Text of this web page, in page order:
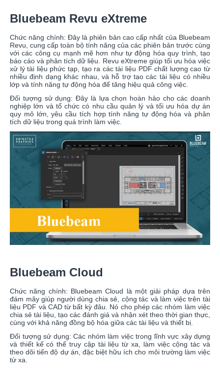
Bluebeam Revu eXtreme
Chức năng chính: Đây là phiên bản cao cấp nhất của Bluebeam
Revu, cung cấp toàn bộ tính năng của các phiên bản trước cùng
với các công cụ mạnh mẽ hơn như tự động hóa quy trình, tạo
báo cáo và phân tích dữ liệu. Revu eXtreme giúp tối ưu hóa việc
xử lý tài liệu phức tạp, tạo ra các tài liệu PDF chất lượng cao từ
nhiều định dạng khác nhau, và hỗ trợ tạo các tài liệu có nhiều
lớp và tính năng tự động hóa để tăng hiệu quả công việc.
Đối tượng sử dụng: Đây là lựa chọn hoàn hảo cho các doanh
nghiệp lớn và tổ chức có nhu cầu quản lý và tối ưu hóa dự án
quy mô lớn, yêu cầu tích hợp tính năng tự động hóa và phân
tích dữ liệu trong quá trình làm việc.
Bluebeam Cloud
Chức năng chính: Bluebeam Cloud là một giải pháp dựa trên
đám mây giúp người dùng chia sẻ, cộng tác và làm việc trên tài
liệu PDF và CAD từ bất kỳ đâu. Nó cho phép các nhóm làm việc
chia sẻ tài liệu, tạo các đánh giá và nhận xét theo thời gian thực,
cùng với khả năng đồng bộ hóa giữa các tài liệu và thiết bị.
Đối tượng sử dụng: Các nhóm làm việc trong lĩnh vực xây dựng
và thiết kế có thể truy cập tài liệu từ xa, làm việc cộng tác và
theo dõi tiến độ dự án, đặc biệt hữu ích cho môi trường làm việc
từ xa.